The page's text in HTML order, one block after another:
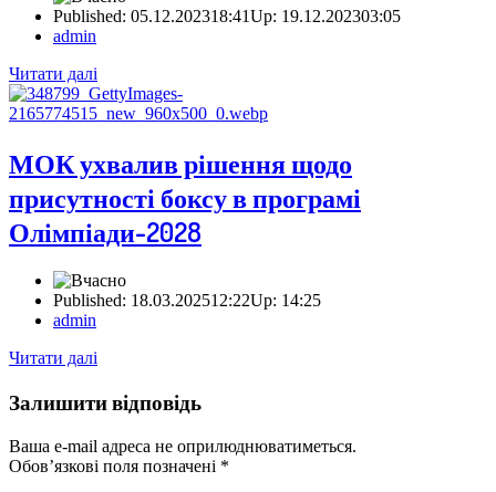
Published: 05.12.202318:41Up: 19.12.202303:05
Author
admin
Читати далі
МОК ухвалив рішення щодо
присутності боксу в програмі
Олімпіади-2028
Published: 18.03.202512:22Up: 14:25
Author
admin
Читати далі
Залишити відповідь
Ваша e-mail адреса не оприлюднюватиметься.
Обов’язкові поля позначені *